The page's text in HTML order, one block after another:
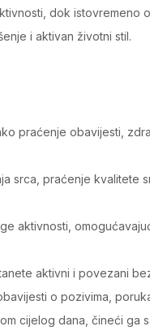
dok istovremeno
i aktivan životni stil.
praćenje obavijesti,
srca, praćenje kvalitete
aktivnosti,
aktivni i povezani
o pozivima,
cijelog dana, čineći